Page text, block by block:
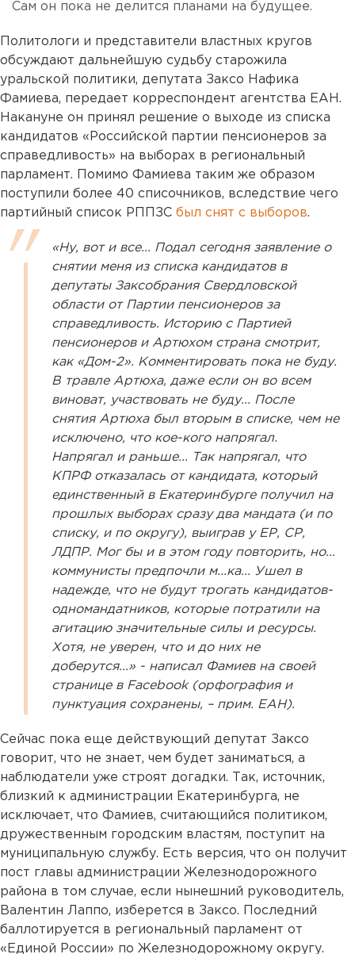
Сам он пока не делится планами на будущее.
Политологи и представители властных кругов
обсуждают дальнейшую судьбу старожила
уральской политики, депутата Заксо Нафика
Фамиева, передает корреспондент агентства ЕАН.
Накануне он принял решение о выходе из списка
кандидатов «Российской партии пенсионеров за
справедливость» на выборах в региональный
парламент. Помимо Фамиева таким же образом
поступили более 40 списочников, вследствие чего
партийный список РППЗС был снят с выборов.
«Ну, вот и все... Подал сегодня заявление о
снятии меня из списка кандидатов в
депутаты Заксобрания Свердловской
области от Партии пенсионеров за
справедливость. Историю с Партией
пенсионеров и Артюхом страна смотрит,
как «Дом-2». Комментировать пока не буду.
В травле Артюха, даже если он во всем
виноват, участвовать не буду... После
снятия Артюха был вторым в списке, чем не
исключено, что кое-кого напрягал.
Напрягал и раньше... Так напрягал, что
КПРФ отказалась от кандидата, который
единственный в Екатеринбурге получил на
прошлых выборах сразу два мандата (и по
списку, и по округу), выиграв у ЕР, СР,
ЛДПР. Мог бы и в этом году повторить, но...
коммунисты предпочли м...ка... Ушел в
надежде, что не будут трогать кандидатов-
одномандатников, которые потратили на
агитацию значительные силы и ресурсы.
Хотя, не уверен, что и до них не
доберутся...» - написал Фамиев на своей
странице в Facebook (орфография и
пунктуация сохранены, – прим. ЕАН).
Сейчас пока еще действующий депутат Заксо
говорит, что не знает, чем будет заниматься, а
наблюдатели уже строят догадки. Так, источник,
близкий к администрации Екатеринбурга, не
исключает, что Фамиев, считающийся политиком,
дружественным городским властям, поступит на
муниципальную службу. Есть версия, что он получит
пост главы администрации Железнодорожного
района в том случае, если нынешний руководитель,
Валентин Лаппо, изберется в Заксо. Последний
баллотируется в региональный парламент от
«Единой России» по Железнодорожному округу.